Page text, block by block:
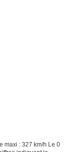
maxi : 327 km/h Le 0